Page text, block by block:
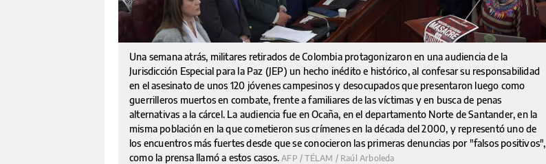
Una semana atrás, militares retirados de Colombia protagonizaron en una audiencia de la
Jurisdicción Especial para la Paz (JEP) un hecho inédito e histórico, al confesar su responsabilidad
en el asesinato de unos 120 jóvenes campesinos y desocupados que presentaron luego como
guerrilleros muertos en combate, frente a familiares de las víctimas y en busca de penas
alternativas a la cárcel. La audiencia fue en Ocaña, en el departamento Norte de Santander, en la
misma población en la que cometieron sus crímenes en la década del 2000, y representó uno de
los encuentros más fuertes desde que se conocieron las primeras denuncias por "falsos positivos",
como la prensa llamó a estos casos.AFP / TÉLAM / Raúl Arboleda